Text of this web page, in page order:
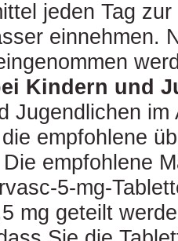
jeden Tag
einnehmen.
Kindern und
Jugendlichen
empfohlene
empfohlene
5-mg-
mg geteilt